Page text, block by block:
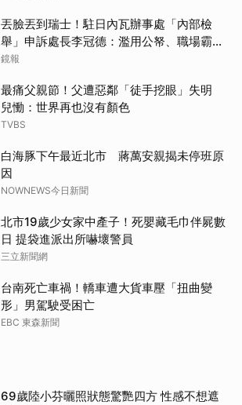
丟臉丟到瑞士！駐日內瓦辦事處「內部檢
舉」申訴處長李冠德：濫用公帑、職場霸
凌、超速仔拒繳罰單 外交部要查了
鏡報
最痛父親節！父遭惡鄰「徒手挖眼」失明
兒慟：世界再也沒有顏色
TVBS
白海豚下午最近北市 蔣萬安親揭未停班原
因
NOWNEWS今日新聞
北市19歲少女家中產子！死嬰藏毛巾伴屍數
日 提袋進派出所嚇壞警員
三立新聞網
台南死亡車禍！轎車遭大貨車壓「扭曲變
形」男駕駛受困亡
EBC 東森新聞
69歲陸小芬曬照狀態驚艷四方 性感不想遮